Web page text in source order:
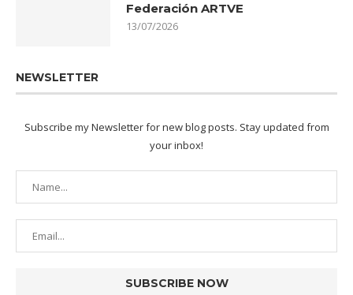
Federación ARTVE
13/07/2026
NEWSLETTER
Subscribe my Newsletter for new blog posts. Stay updated from
your inbox!